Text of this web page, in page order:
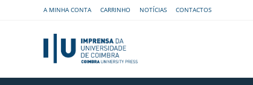
A MINHA CONTA CARRINHO NOTÍCIAS CONTACTOS